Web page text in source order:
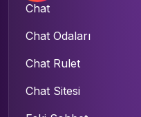
Chat
Chat Odaları
Chat Rulet
Chat Sitesi